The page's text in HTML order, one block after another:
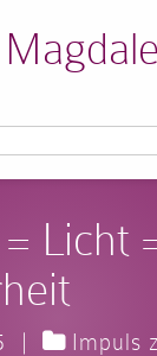
Licht
|
Impuls